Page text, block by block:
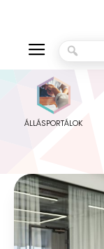
ÁLLÁSPORTÁLOK